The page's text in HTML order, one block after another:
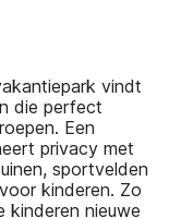
vindt
die perfect
Een
privacy met
sportvelden
kinderen. Zo
kinderen nieuwe